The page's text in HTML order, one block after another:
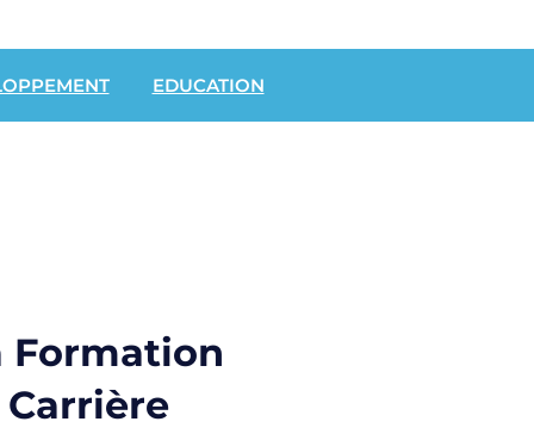
EDUCATION
Formation